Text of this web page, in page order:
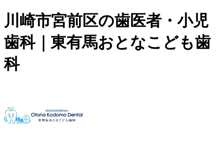
川崎市宮前区の歯医者・小児
歯科｜東有馬おとなこども歯
科